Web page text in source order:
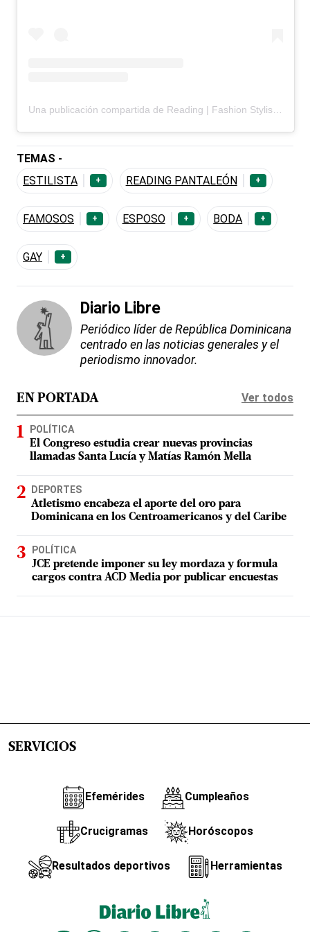
Una publicación compartida de Reading | Fashion Stylist (@readingp)
TEMAS -
ESTILISTA
+ READING PANTALEÓN +
FAMOSOS + ESPOSO + BODA +
GAY +
Diario Libre
Periódico líder de República Dominicana
centrado en las noticias generales y el
periodismo innovador.
EN PORTADA Ver todos
POLÍTICA
El Congreso estudia crear nuevas provincias
llamadas Santa Lucía y Matías Ramón Mella
DEPORTES
Atletismo encabeza el aporte del oro para
Dominicana en los Centroamericanos y del Caribe
POLÍTICA
JCE pretende imponer su ley mordaza y formula
cargos contra ACD Media por publicar encuestas
SERVICIOS
Efemérides Cumpleaños
Crucigramas Horóscopos
Resultados deportivos Herramientas